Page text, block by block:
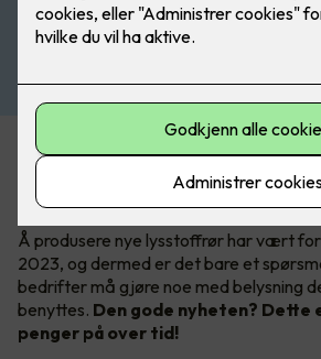
En av konsekvensene av RoHS-
å begrense bruken av miljøskadelige
avvikles.
Å produsere nye lysstoffrør har vært
2023, og dermed er det bare et
bedrifter må gjøre noe med belysning
benyttes. Den gode nyheten? Dette
penger på over tid!